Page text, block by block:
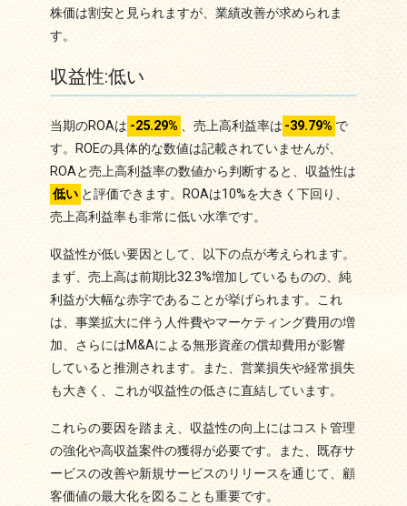
株価は割安と見られますが、業績改善が求められま
す。
収益性:低い
当期のROAは -25.29% 、売上高利益率は -39.79% で
す。ROEの具体的な数値は記載されていませんが、
ROAと売上高利益率の数値から判断すると、収益性は
低い と評価できます。ROAは10%を大きく下回り、
売上高利益率も非常に低い水準です。
収益性が低い要因として、以下の点が考えられます。
まず、売上高は前期比32.3%増加しているものの、純
利益が大幅な赤字であることが挙げられます。これ
は、事業拡大に伴う人件費やマーケティング費用の増
加、さらにはM&Aによる無形資産の償却費用が影響
していると推測されます。また、営業損失や経常損失
も大きく、これが収益性の低さに直結しています。
これらの要因を踏まえ、収益性の向上にはコスト管理
の強化や高収益案件の獲得が必要です。また、既存サ
ービスの改善や新規サービスのリリースを通じて、顧
客価値の最大化を図ることも重要です。